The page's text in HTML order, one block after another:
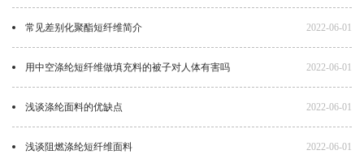
常见差别化聚酯短纤维简介 2022-06-01
用中空涤纶短纤维做填充料的被子对人体有害吗 2022-06-01
浅谈涤纶面料的优缺点 2022-06-01
浅谈阻燃涤纶短纤维面料 2022-06-01